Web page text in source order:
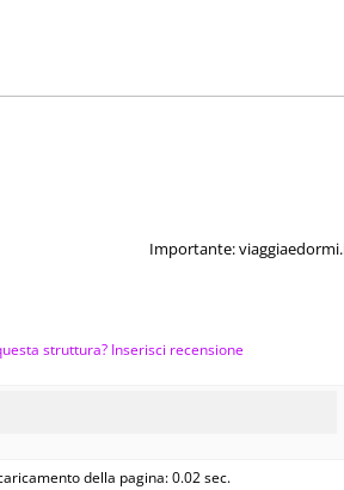
Importante:
struttura? Inserisci recensione
della pagina: 0.02 sec.